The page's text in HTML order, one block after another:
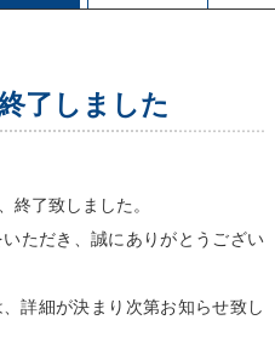
了しました
終了致しました。
ただき、誠にありがとうござい
詳細が決まり次第お知らせ致し